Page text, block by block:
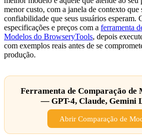
menor custo, com a janela de contexto que
confiabilidade que seus usuários esperam.
especificações e preços com a ferramenta
Modelos do BrowseryTools, depois
com exemplos reais antes de se
produção.
Ferramenta de Comparação de
— GPT-4, Claude, Gemini
Abrir Comparação de